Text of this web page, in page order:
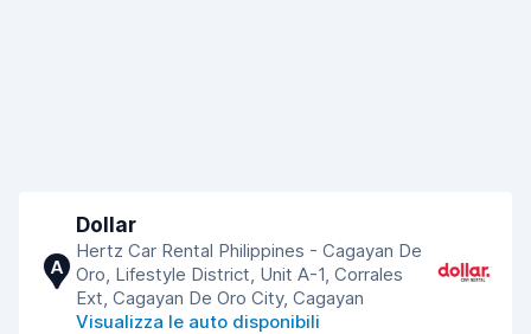
A
Dollar
Hertz Car Rental Philippines - Cagayan De
Oro, Lifestyle District, Unit A-1, Corrales
Ext, Cagayan De Oro City, Cagayan
Visualizza le auto disponibili